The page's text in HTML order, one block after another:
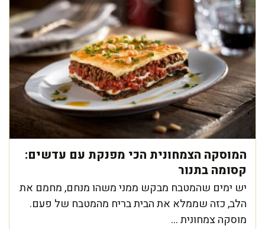
המוסקה הצמחונית הכי מפנקת עם עדשים:
קסומה בתנור
יש ימים שהמטבח מבקש ממני משהו מנחם, מחמם את
הלב, כזה שממלא את הבית בריח מהמטבח של פעם.
מוסקה צמחונית ...